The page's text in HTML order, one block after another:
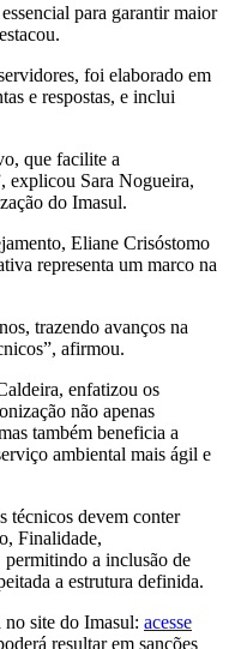
para garantir maior
foi elaborado em
e respostas, e inclui
que facilite a
explicou Sara Nogueira,
do Imasul.
Eliane Crisóstomo
representa um marco na
trazendo avanços na
afirmou.
enfatizou os
não apenas
também beneficia a
ambiental mais ágil e
técnicos devem conter
Finalidade,
a inclusão de
a estrutura definida.
site do Imasul: acesse
resultar em sanções